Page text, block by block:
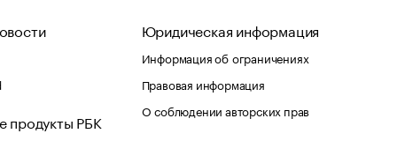
продукты РБК
Юридическая информация
Информация об ограничениях
Правовая информация
О соблюдении авторских прав